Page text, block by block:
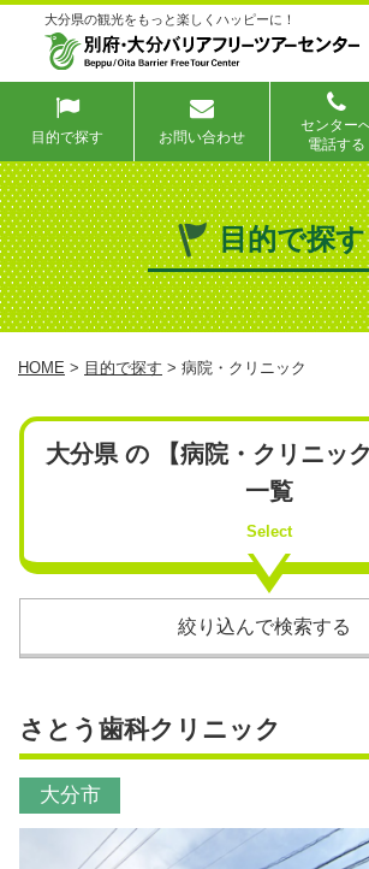
大分県の観光をもっと楽しくハッピーに！
目的で探す お問い合わせ
センター
電話する
目的で探す
HOME > 目的で探す > 病院・クリニック
大分県 の 【病院・クリニッ
一覧
Select
絞り込んで検索する
さとう歯科クリニック
大分市